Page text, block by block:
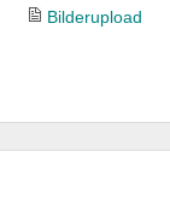
Bilderupload